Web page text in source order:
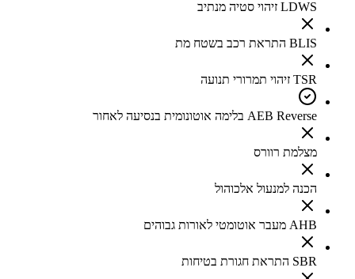
LDWS זיהוי סטיה מנתיב
BLIS התראת רכב בשטח מת
TSR זיהוי תמרורי תנועה
AEB Reverse בלימה אוטונומית בנסיעה לאחור
מצלמת רוורס
הכנה למנעול אלכוהול
AHB מעבר אוטומטי לאורות גבוהים
SBR התראת חגורת בטיחות